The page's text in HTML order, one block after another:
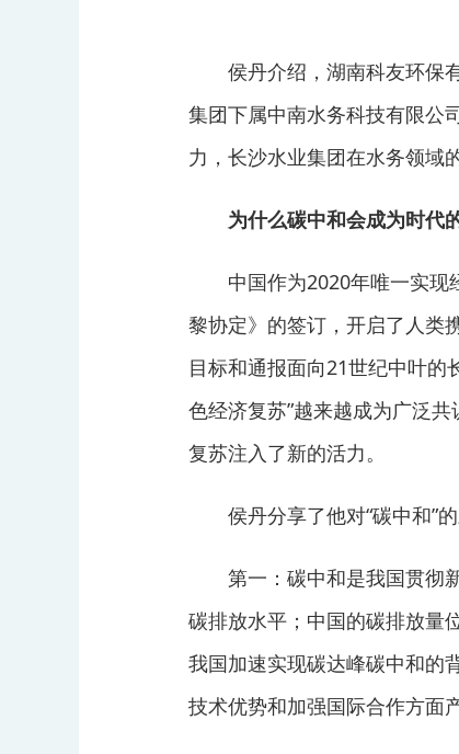
侯丹介绍，湖南科友环保有
集团下属中南水务科技有限公
力，长沙水业集团在水务领域
为什么碳中和会成为时代
中国作为2020年唯一实现经
黎协定》的签订，开启了人类
目标和通报面向21世纪中叶的
色经济复苏”越来越成为广泛
复苏注入了新的活力。
侯丹分享了他对“碳中和”的
第一：碳中和是我国贯彻新
碳排放水平；中国的碳排放量
我国加速实现碳达峰碳中和的
技术优势和加强国际合作方面